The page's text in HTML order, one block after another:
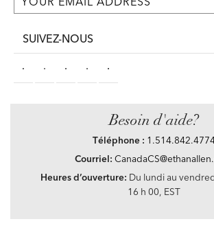
SUIVEZ-NOUS
Besoin d'aide?
Téléphone :
Courriel:
Heures d’ouverture: Du lundi au
16 h 00, EST